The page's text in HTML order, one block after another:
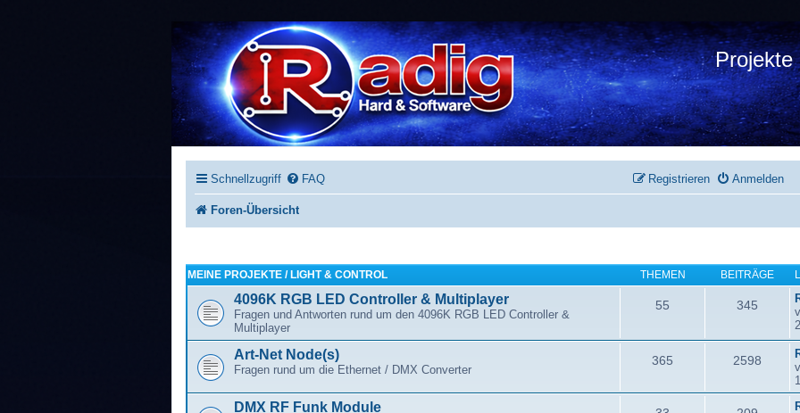
Projekte
Schnellzugriff FAQ Anmelden
Registrieren
Foren-Übersicht
MEINE PROJEKTE / LIGHT & CONTROL THEMEN BEITRÄGE
4096K RGB LED Controller & Multiplayer
Fragen und Antworten rund um den 4096K RGB LED Controller &
Multiplayer
55 345
Art-Net Node(s)
Fragen rund um die Ethernet / DMX Converter
365 2598
DMX RF Funk Module